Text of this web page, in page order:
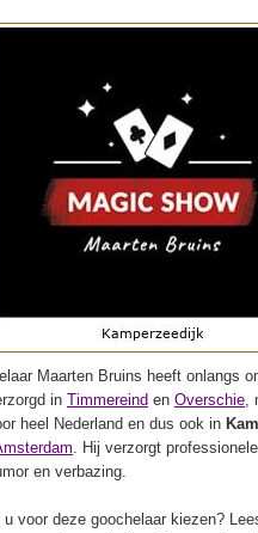
Maarten Bruins heeft onlangs
in Timmereind en Overschie,
heel Nederland en dus ook in
. Hij verzorgt
en verbazing.
u voor deze goochelaar kiezen?